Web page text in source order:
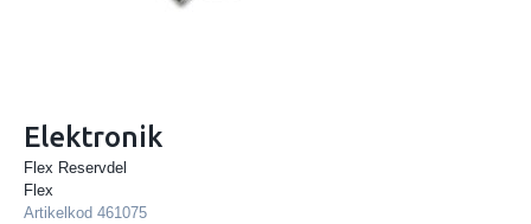
Elektronik
Flex Reservdel
Flex
Artikelkod 461075